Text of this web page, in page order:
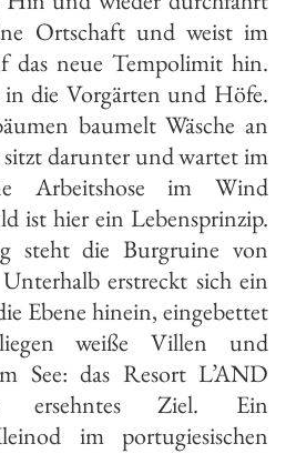
Ortschaft und weist im
das neue Tempolimit hin.
die Vorgärten und Höfe.
baumelt Wäsche an
darunter und wartet im
Arbeitshose im Wind
ist hier ein Lebensprinzip.
steht die Burgruine von
erstreckt sich ein
Ebene hinein, eingebettet
weiße Villen und
See: das Resort L’AND
ersehntes Ziel. Ein
im portugiesischen